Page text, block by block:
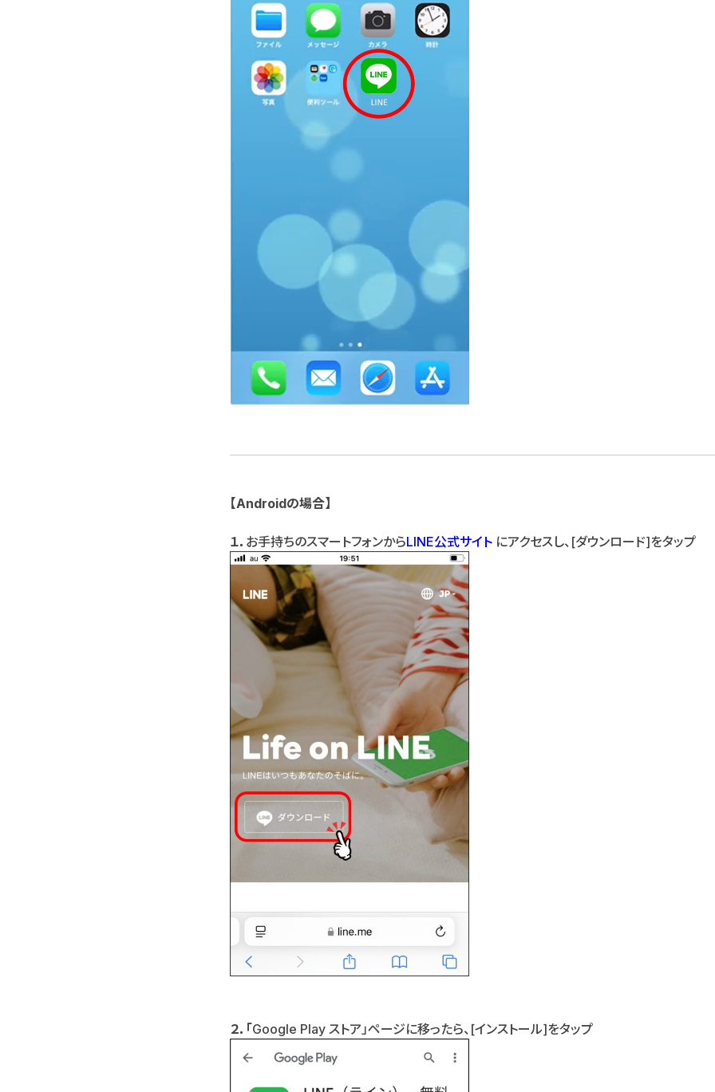
【Androidの場合】
１． お手持ちのスマートフォンからLINE公式サイト にアクセスし、[ダウンロード]をタップ
２．「Google Play ストア」ページに移ったら、[インストール]をタップ